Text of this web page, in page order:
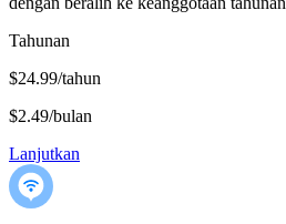
Tahunan
$24.99/tahun
$2.49/bulan
Lanjutkan